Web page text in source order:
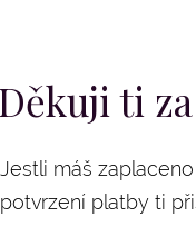
ti
Jestli máš
potvrzení platby ti